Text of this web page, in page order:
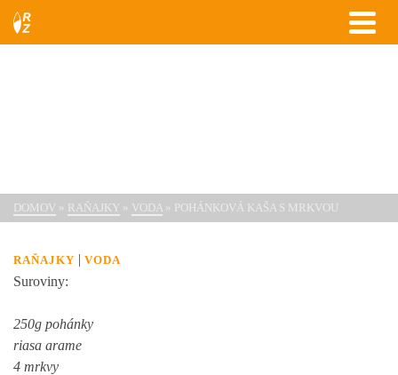
DOMOV » RAŇAJKY » VODA » POHÁNKOVÁ KAŠA S MRKVOU
RAŇAJKY | VODA
Suroviny:
250g pohánky
riasa arame
4 mrkvy